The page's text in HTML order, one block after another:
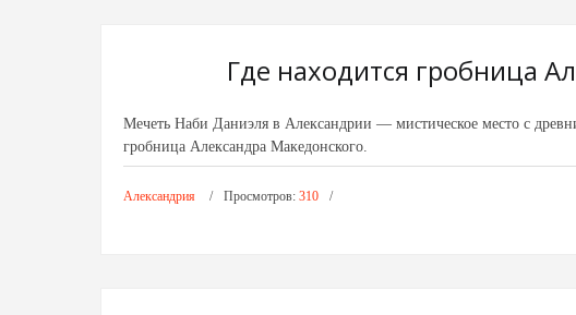
Где находится гробница
Мечеть Наби Даниэля в Александрии — мистическое место с
гробница Александра Македонского.
Александрия Просмотров: 310